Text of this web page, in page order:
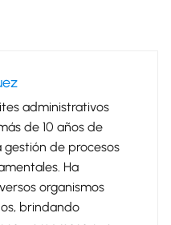
administrativos
de 10 años de
gestión de procesos
Ha
organismos
brindando